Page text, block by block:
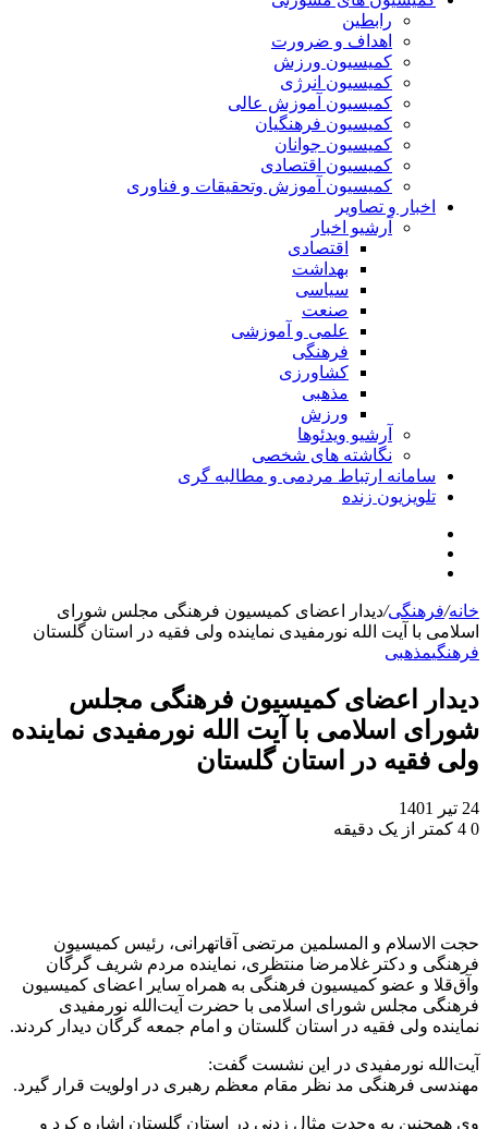
رابطین
اهداف و ضرورت
کمیسیون ورزش
کمیسیون انرژی
کمیسیون آموزش عالی
کمیسیون فرهنگیان
کمیسیون جوانان
کمیسیون اقتصادی
کمیسیون آموزش وتحقیقات و فناوری
اخبار و تصاویر
آرشیو اخبار
اقتصادی
بهداشت
سیاسی
صنعت
علمی و آموزشی
فرهنگی
کشاورزی
مذهبی
ورزش
آرشیو ویدئوها
نگاشته های شخصی
سامانه ارتباط مردمی و مطالبه گری
تلویزیون زنده
خانه/فرهنگی/دیدار اعضای کمیسیون فرهنگی مجلس شورای
اسلامی با آیت الله نورمفیدی نماینده ولی فقیه در استان گلستان
فرهنگیمذهبی
دیدار اعضای کمیسیون فرهنگی مجلس
شورای اسلامی با آیت الله نورمفیدی نماینده
ولی فقیه در استان گلستان
24 تیر 1401
0
کمتر از یک دقیقه
حجت الاسلام و المسلمین مرتضی آقاتهرانی، رئیس کمیسیون
فرهنگی و دکتر غلامرضا منتظری، نماینده مردم شریف گرگان
وآق‌قلا و عضو کمیسیون فرهنگی به همراه سایر اعضای کمیسیون
فرهنگی مجلس شورای اسلامی با حضرت آیت‌الله نورمفیدی
نماینده ولی فقیه در استان گلستان و امام جمعه گرگان دیدار کردند.
آیت‌الله نورمفیدی در این نشست گفت:
مهندسی فرهنگی مد نظر مقام معظم رهبری در اولویت قرار گیرد.
وی همچنین به وحدت مثال زدنی در استان گلستان اشاره کرد و